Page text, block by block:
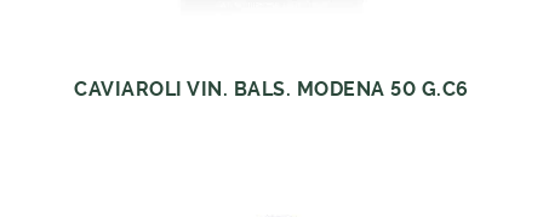
CAVIAROLI VIN. BALS. MODENA 50 G.C6